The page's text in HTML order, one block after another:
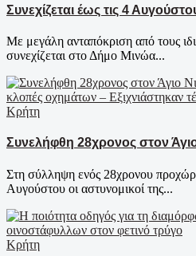
Συνεχίζεται έως τις 4
Με μεγάλη ανταπόκριση από τους
συνεχίζεται στο Δήμο Μινώα...
Κρήτη
Συνελήφθη 28χρονος στον
Στη σύλληψη ενός 28χρονου
Αυγούστου οι αστυνομικοί της...
Κρήτη